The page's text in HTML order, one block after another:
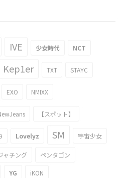
IVE 少女時代 NCT
Kep1er TXT STAYC
EXO NMIXX
【スポット】
Lovelyz SM 宇宙少女
ャチング ペンタゴン
YG iKON